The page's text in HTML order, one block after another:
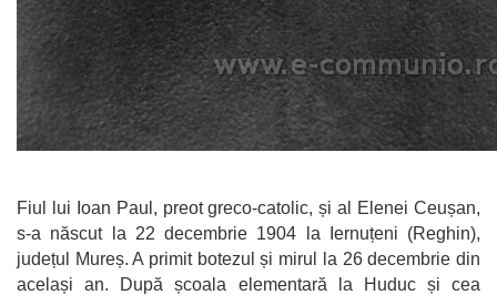
Fiul lui Ioan Paul, preot greco-catolic, și al Elenei Ceușan,
s-a născut la 22 decembrie 1904 la Iernuțeni (Reghin),
județul Mureș. A primit botezul și mirul la 26 decembrie din
același an. După școala elementară la Huduc și cea